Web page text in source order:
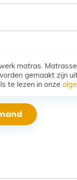
matras.
gemaakt zijn
te lezen in onze